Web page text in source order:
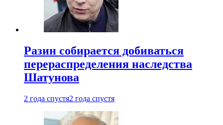
Разин собирается добиваться
перераспределения наследства
Шатунова
2 года спустя2 года спустя